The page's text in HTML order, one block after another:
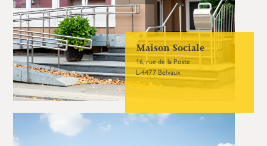
Maison Sociale
16, rue de la Poste
L-4477 Belvaux